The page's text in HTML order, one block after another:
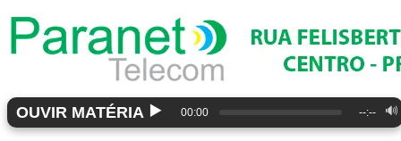
OUVIR MATÉRIA ▶️ 00:00 --:-- 🔊